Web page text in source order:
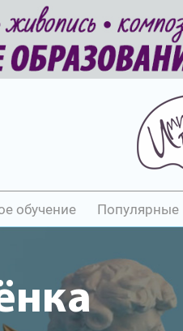
обучение Популярные